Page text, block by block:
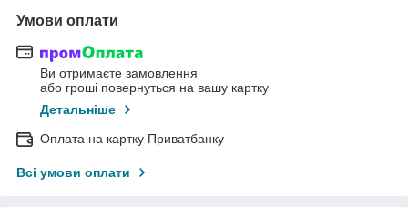
Умови оплати
Ви отримаєте замовлення
або гроші повернуться на вашу картку
Детальніше
Оплата на картку Приватбанку
Всі умови оплати